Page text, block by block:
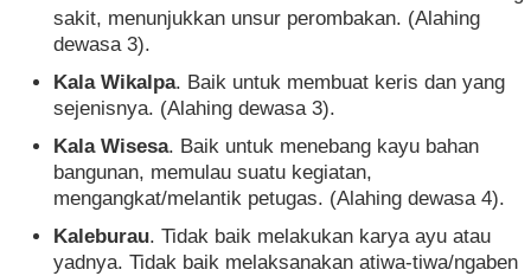
sakit, menunjukkan unsur perombakan. (Alahing
dewasa 3).
Kala Wikalpa. Baik untuk membuat keris dan yang
sejenisnya. (Alahing dewasa 3).
Kala Wisesa. Baik untuk menebang kayu bahan
bangunan, memulau suatu kegiatan,
mengangkat/melantik petugas. (Alahing dewasa 4).
Kaleburau. Tidak baik melakukan karya ayu atau
yadnya. Tidak baik melaksanakan atiwa-tiwa/ngaben